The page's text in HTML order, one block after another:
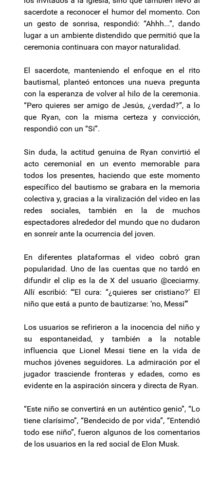
sacerdote a reconocer el humor del momento. Con
un gesto de sonrisa, respondió: “Ahhh...”, dando
lugar a un ambiente distendido que permitió que la
ceremonia continuara con mayor naturalidad.
El sacerdote, manteniendo el enfoque en el rito
bautismal, planteó entonces una nueva pregunta
con la esperanza de volver al hilo de la ceremonia.
“Pero quieres ser amigo de Jesús, ¿verdad?”, a lo
que Ryan, con la misma certeza y convicción,
respondió con un “Sí”.
Sin duda, la actitud genuina de Ryan convirtió el
acto ceremonial en un evento memorable para
todos los presentes, haciendo que este momento
específico del bautismo se grabara en la memoria
colectiva y, gracias a la viralización del video en las
redes sociales, también en la de muchos
espectadores alrededor del mundo que no dudaron
en sonreír ante la ocurrencia del joven.
En diferentes plataformas el video cobró gran
popularidad. Uno de las cuentas que no tardó en
difundir el clip es la de X del usuario @ceciarmy.
Allí escribió: “‘El cura: “¿quieres ser cristiano?’ El
niño que está a punto de bautizarse: ‘no, Messi’”
Los usuarios se refirieron a la inocencia del niño y
su espontaneidad, y también a la notable
influencia que Lionel Messi tiene en la vida de
muchos jóvenes seguidores. La admiración por el
jugador trasciende fronteras y edades, como es
evidente en la aspiración sincera y directa de Ryan.
“Este niño se convertirá en un auténtico genio”, “Lo
tiene clarísimo”, “Bendecido de por vida”, “Entendió
todo ese niño”, fueron algunos de los comentarios
de los usuarios en la red social de Elon Musk.